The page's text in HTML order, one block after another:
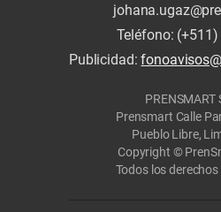
Teléfono:
Publicidad:
PRENSMART
Prensmart Calle
Pueblo Libre,
Copyright ©
Todos los